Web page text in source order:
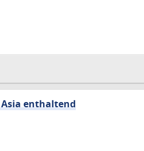
enthaltend